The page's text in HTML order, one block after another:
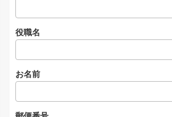
役職名
お名前